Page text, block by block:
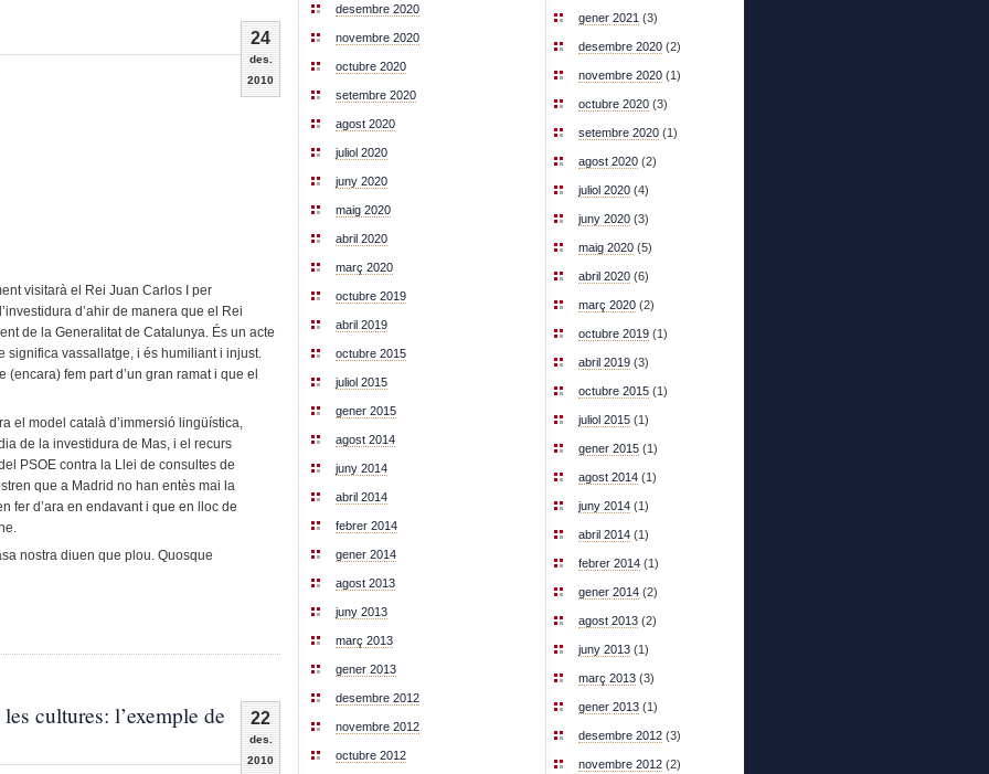
24
des.
2010
visitarà el Rei Juan Carlos I per
d’ahir de manera que el Rei
de la Generalitat de Catalunya. És un acte
significa vassallatge, i és humiliant i injust.
fem part d’un gran ramat i que el
el model català d’immersió lingüística,
de la investidura de Mas, i el recurs
PSOE contra la Llei de consultes de
que a Madrid no han entès mai la
fer d’ara en endavant i que en lloc de
nostra diuen que plou. Quosque
22
des.
2010
cultures: l’exemple de
desembre 2020
novembre 2020
octubre 2020
setembre 2020
agost 2020
juliol 2020
juny 2020
maig 2020
abril 2020
març 2020
octubre 2019
abril 2019
octubre 2015
juliol 2015
gener 2015
agost 2014
juny 2014
abril 2014
febrer 2014
gener 2014
agost 2013
juny 2013
març 2013
gener 2013
desembre 2012
novembre 2012
octubre 2012
gener 2021 (3)
desembre 2020 (2)
novembre 2020 (1)
octubre 2020 (3)
setembre 2020 (1)
agost 2020 (2)
juliol 2020 (4)
juny 2020 (3)
maig 2020 (5)
abril 2020 (6)
març 2020 (2)
octubre 2019 (1)
abril 2019 (3)
octubre 2015 (1)
juliol 2015 (1)
gener 2015 (1)
agost 2014 (1)
juny 2014 (1)
abril 2014 (1)
febrer 2014 (1)
gener 2014 (2)
agost 2013 (2)
juny 2013 (1)
març 2013 (3)
gener 2013 (1)
desembre 2012 (3)
novembre 2012 (2)